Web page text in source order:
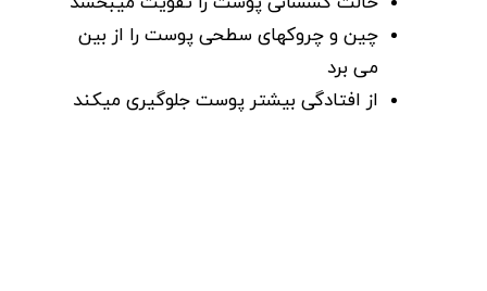
چین و چروکهای سطحی پوست را از بین
می برد
از افتادگی بیشتر پوست جلوگیری میکند